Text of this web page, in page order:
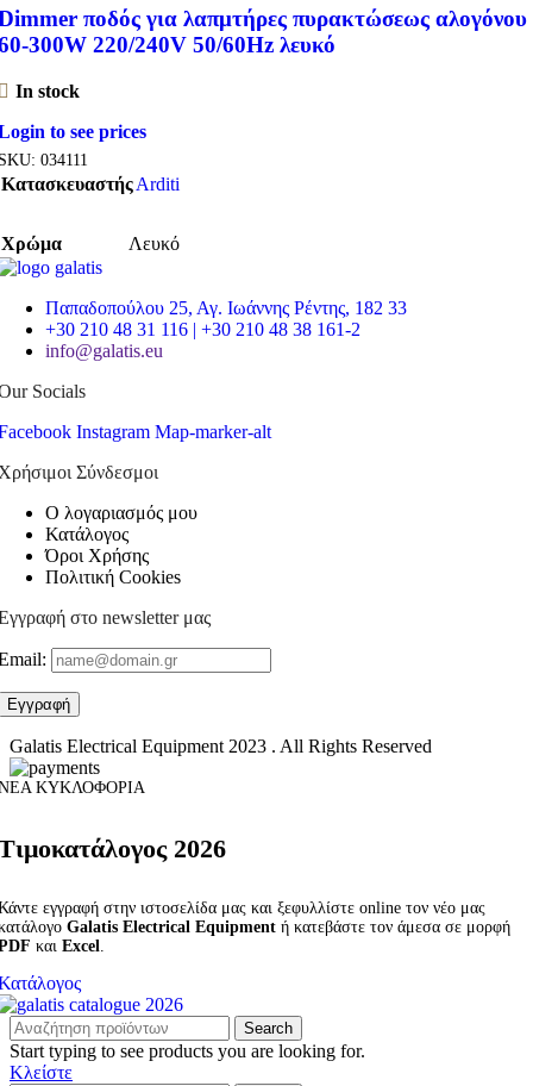
ποδός για λαπμτήρες πυρακτώσεως αλογόνου
300W 220/240V 50/60Hz λευκό
In stock
to see prices
034111
ΚατασκευαστήςArditi
Χρώμα Λευκό
Παπαδοπούλου 25, Αγ. Ιωάννης Ρέντης, 182 33
+30 210 48 31 116 | +30 210 48 38 161-2
info@galatis.eu
Socials
Instagram Map-marker-alt
Σύνδεσμοι
Ο λογαριασμός μου
Κατάλογος
Όροι Χρήσης
Πολιτική Cookies
στο newsletter μας
Galatis Electrical Equipment2023 . All Rights Reserved
ΚΥΚΛΟΦΟΡΙΑ
2026
εγγραφή στην ιστοσελίδα μας και ξεφυλλίστε online τον νέο μας
Galatis Electrical Equipment ή κατεβάστε τον άμεσα σε μορφή
και Excel
Search
Start typing to see products you are looking for.
Κλείστε